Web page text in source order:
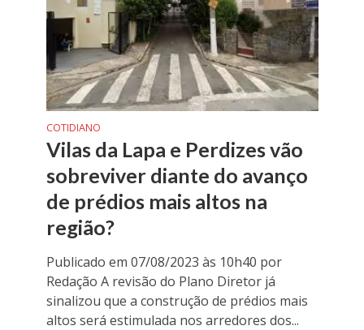
COTIDIANO
Vilas da Lapa e Perdizes vão
sobreviver diante do avanço
de prédios mais altos na
região?
Publicado em 07/08/2023 às 10h40 por
Redação A revisão do Plano Diretor já
sinalizou que a construção de prédios mais
altos será estimulada nos arredores dos...